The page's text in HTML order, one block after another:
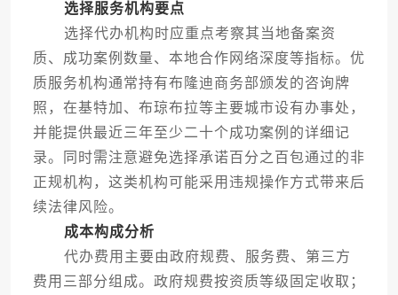
选择服务机构要点
选择代办机构时应重点考察其当地备案资
质、成功案例数量、本地合作网络深度等指标。优
质服务机构通常持有布隆迪商务部颁发的咨询牌
照，在基特加、布琼布拉等主要城市设有办事处，
并能提供最近三年至少二十个成功案例的详细记
录。同时需注意避免选择承诺百分之百包通过的非
正规机构，这类机构可能采用违规操作方式带来后
续法律风险。
成本构成分析
代办费用主要由政府规费、服务费、第三方
费用三部分组成。政府规费按资质等级固定收取；